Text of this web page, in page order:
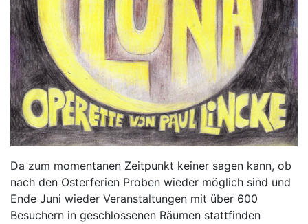
Da zum momentanen Zeitpunkt keiner sagen kann, ob
nach den Osterferien Proben wieder möglich sind und
Ende Juni wieder Veranstaltungen mit über 600
Besuchern in geschlossenen Räumen stattfinden